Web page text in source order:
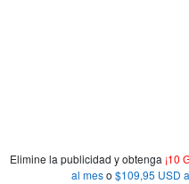
Elimine la publicidad y obtenga ¡10
al meso $109,95 USD